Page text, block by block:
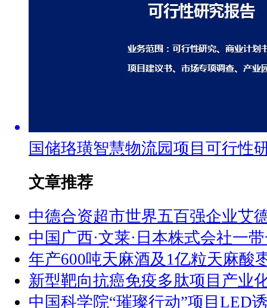
国储珞璜智慧物流园项目可行性
文章推荐
中德合资超市世界五百强企业艾
中国广西·文莱·日本株式会社一
年产600吨天麻酒及1亿粒天麻酸
新型靶向抗癌免疫多肽项目产业
中国科学院“璀璨行动”项目LED